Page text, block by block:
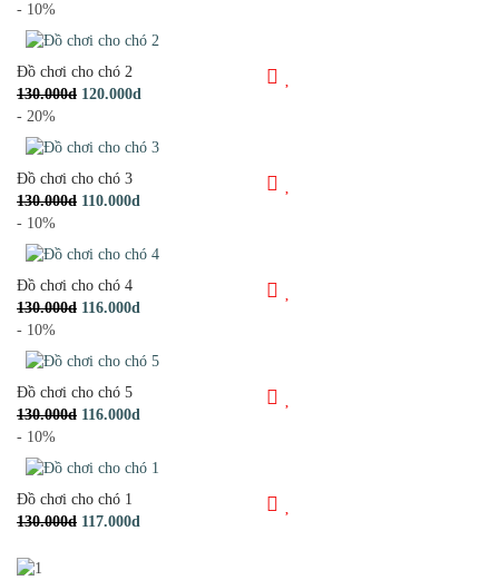
- 10%
Đồ chơi cho chó 2
130.000d 120.000d
- 20%
Đồ chơi cho chó 3
130.000d 110.000d
- 10%
Đồ chơi cho chó 4
130.000d 116.000d
- 10%
Đồ chơi cho chó 5
130.000d 116.000d
- 10%
Đồ chơi cho chó 1
130.000d 117.000d